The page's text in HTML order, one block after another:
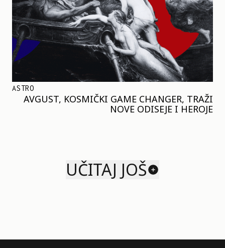
ASTRO
AVGUST, KOSMIČKI GAME CHANGER, TRAŽI
NOVE ODISEJE I HEROJE
UČITAJ JOŠ